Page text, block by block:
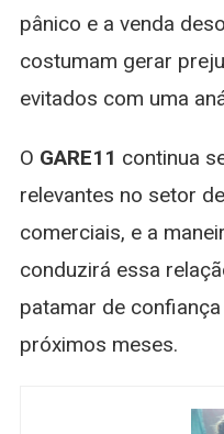
pânico e a venda
costumam gerar
evitados com uma
O GARE11 continua
relevantes no setor de
comerciais, e a
conduzirá essa
patamar de
próximos meses.